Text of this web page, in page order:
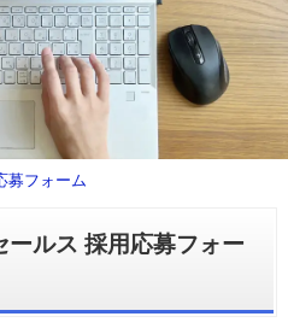
募フォーム
ールス 採用応募フォー